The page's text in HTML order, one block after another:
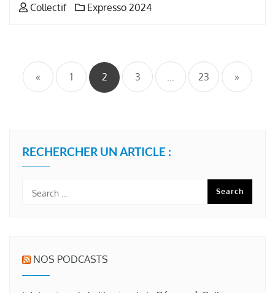
Collectif Expresso 2024
des
publications
« 1 2 3 23 »
RECHERCHER UN ARTICLE :
NOS PODCASTS